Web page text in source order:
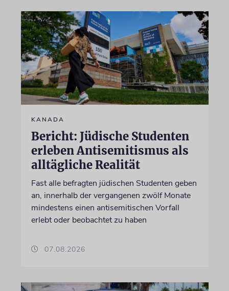
KANADA
Bericht: Jüdische Studenten
erleben Antisemitismus als
alltägliche Realität
Fast alle befragten jüdischen Studenten geben
an, innerhalb der vergangenen zwölf Monate
mindestens einen antisemitischen Vorfall
erlebt oder beobachtet zu haben
07.08.2026